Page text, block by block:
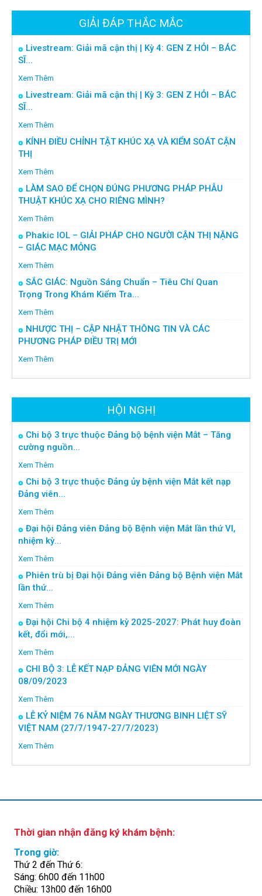
GIẢI ĐÁP THẮC MẮC
Livestream: Giải mã cận thị | Kỳ 4: GEN Z HỎI – BÁC
SĨ...
Xem Thêm
Livestream: Giải mã cận thị | Kỳ 3: GEN Z HỎI – BÁC
SĨ...
Xem Thêm
KÍNH ĐIỀU CHỈNH TẬT KHÚC XẠ VÀ KIỂM SOÁT CẬN
THỊ
Xem Thêm
LÀM SAO ĐỂ CHỌN ĐÚNG PHƯƠNG PHÁP PHẪU
THUẬT KHÚC XẠ CHO RIÊNG MÌNH?
Xem Thêm
Phakic IOL – GIẢI PHÁP CHO NGƯỜI CẬN THỊ NẶNG
– GIÁC MẠC MỎNG
Xem Thêm
SẮC GIÁC: Nguồn Sáng Chuẩn – Tiêu Chí Quan
Trọng Trong Khám Kiểm Tra...
Xem Thêm
NHƯỢC THỊ – CẬP NHẬT THÔNG TIN VÀ CÁC
PHƯƠNG PHÁP ĐIỀU TRỊ MỚI
Xem Thêm
HỘI NGHỊ
Chi bộ 3 trực thuộc Đảng bộ bệnh viện Mắt – Tăng
cường nguồn...
Xem Thêm
Chi bộ 3 trực thuộc Đảng ủy bệnh viện Mắt kết nạp
Đảng viên...
Xem Thêm
Đại hội Đảng viên Đảng bộ Bệnh viện Mắt lần thứ VI,
nhiệm kỳ...
Xem Thêm
Phiên trù bị Đại hội Đảng viên Đảng bộ Bệnh viện Mắt
lần thứ...
Xem Thêm
Đại hội Chi bộ 4 nhiệm kỳ 2025-2027: Phát huy đoàn
kết, đổi mới,...
Xem Thêm
CHI BỘ 3: LỄ KẾT NẠP ĐẢNG VIÊN MỚI NGÀY
08/09/2023
Xem Thêm
LỄ KỶ NIỆM 76 NĂM NGÀY THƯƠNG BINH LIỆT SỸ
VIỆT NAM (27/7/1947-27/7/2023)
Xem Thêm
Thời gian nhận đăng ký khám bệnh:
Trong giờ:
Thứ 2 đến Thứ 6:
Sáng: 6h00 đến 11h00
Chiều: 13h00 đến 16h00